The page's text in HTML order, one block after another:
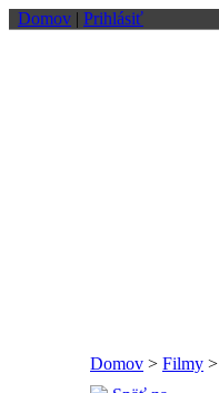
Domov | Prihlásiť
Domov > Filmy >